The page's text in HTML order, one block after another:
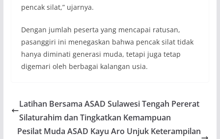
pencak silat,” ujarnya.
Dengan jumlah peserta yang mencapai ratusan,
pasanggiri ini menegaskan bahwa pencak silat tidak
hanya diminati generasi muda, tetapi juga tetap
digemari oleh berbagai kalangan usia.
Latihan Bersama ASAD Sulawesi Tengah Pererat
Silaturahim dan Tingkatkan Kemampuan
Pesilat Muda ASAD Kayu Aro Unjuk Keterampilan